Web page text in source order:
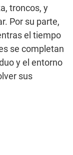
troncos, y
Por su parte,
el tiempo
se completan
y el entorno
sus